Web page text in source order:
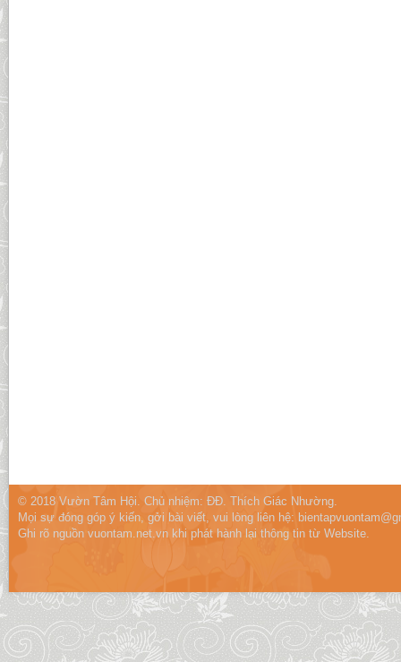
© 2018 Vườn Tâm Hội. Chủ nhiệm: ĐĐ. Thích Giác Nhường.
Mọi sự đóng góp ý kiến, gởi bài viết, vui lòng liên hệ:
Ghi rõ nguồn vuontam.net.vn khi phát hành lại thông tin từ Website.